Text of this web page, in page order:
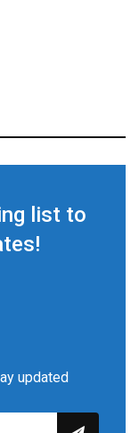
list to
updated